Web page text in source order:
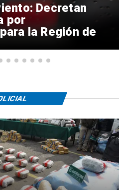
Decretan
por
la Región de